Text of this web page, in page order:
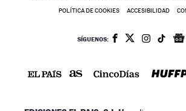
POLÍTICA DE COOKIES ACCESIBILIDAD
SÍGUENOS: